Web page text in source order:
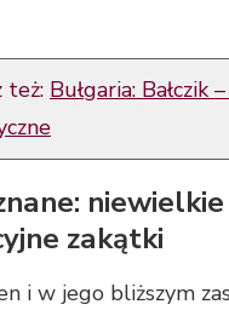
też: Bułgaria: Bałczik
zakątki
i w jego bliższym